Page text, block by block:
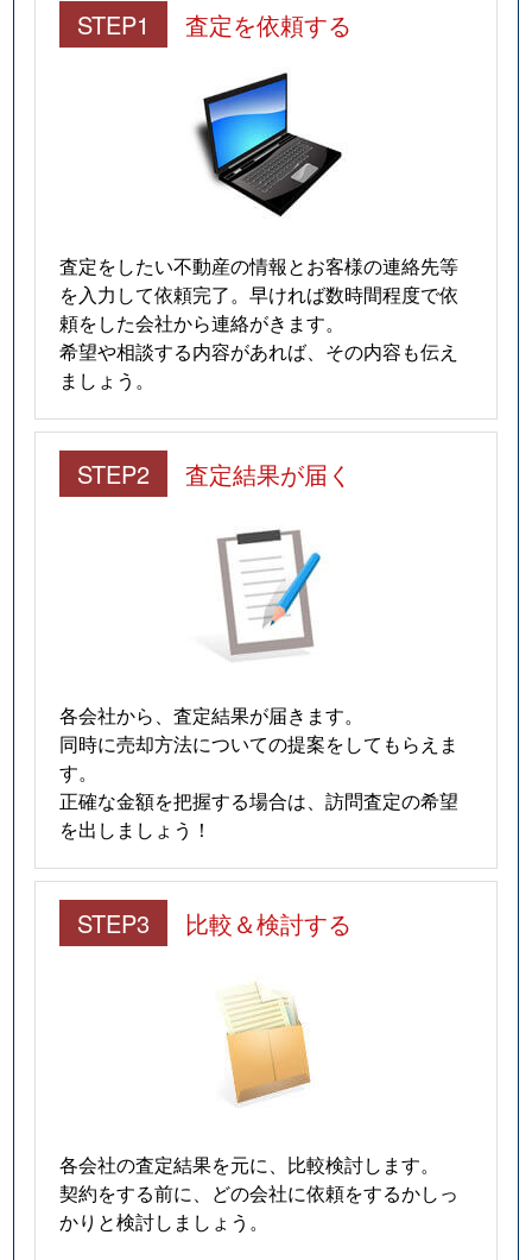
STEP1 査定を依頼する
査定をしたい不動産の情報とお客様の連絡先等
を入力して依頼完了。早ければ数時間程度で依
頼をした会社から連絡がきます。
希望や相談する内容があれば、その内容も伝え
ましょう。
STEP2 査定結果が届く
各会社から、査定結果が届きます。
同時に売却方法についての提案をしてもらえま
す。
正確な金額を把握する場合は、訪問査定の希望
を出しましょう！
STEP3 比較＆検討する
各会社の査定結果を元に、比較検討します。
契約をする前に、どの会社に依頼をするかしっ
かりと検討しましょう。